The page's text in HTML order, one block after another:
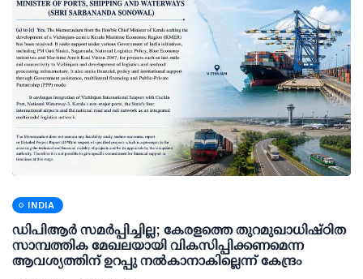
INDIA
ഡിപിആര്‍ സമര്‍പ്പിച്ചില്ല; കേരളത്തെ തുറമുഖാധിഷ്ഠിത
സാമ്പത്തിക മേഖലയായി വികസിപ്പിക്കണമെന്ന
ആവശ്യത്തിന് ഉറപ്പു നല്‍കാനാകില്ലെന്ന് കേന്ദ്രം